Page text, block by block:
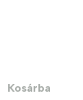
Kosárba